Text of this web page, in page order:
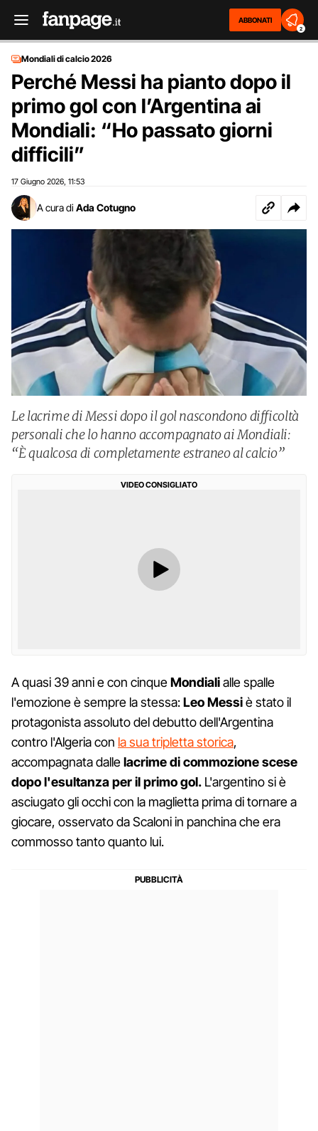
ABBONATI
2
Mondiali di calcio 2026
Perché Messi ha pianto dopo il
primo gol con l’Argentina ai
Mondiali: “Ho passato giorni
difficili”
17 Giugno 2026 11:53
A cura di Ada Cotugno
Le lacrime di Messi dopo il gol nascondono difficoltà
personali che lo hanno accompagnato ai Mondiali:
“È qualcosa di completamente estraneo al calcio”
VIDEO CONSIGLIATO
A quasi 39 anni e con cinqueMondialialle spalle
l'emozione è sempre la stessa:Leo Messiè stato il
protagonista assoluto del debutto dell'Argentina
contro l'Algeria con la sua tripletta storica,
accompagnata dallelacrime di commozione scese
dopo l'esultanza per il primo gol. L'argentino si è
asciugato gli occhi con la maglietta prima di tornare a
giocare, osservato da Scaloni in panchina che era
commosso tanto quanto lui.